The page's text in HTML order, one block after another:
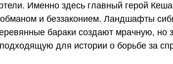
Именно здесь главный герой Кеша
обманом и беззаконием. Ландшафты
бараки создают мрачную,
для истории о борьбе за